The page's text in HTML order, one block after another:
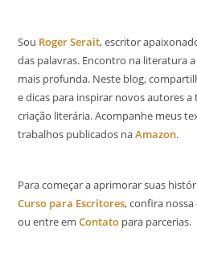
Sou Roger Serait, escritor
das palavras. Encontro na literatura
mais profunda. Neste blog,
e dicas para inspirar novos autores
criação literária. Acompanhe meus
trabalhos publicados naAmazon.
Para começar a aprimorar suas
Curso para Escritores, confira
ou entre emContato para parcerias.